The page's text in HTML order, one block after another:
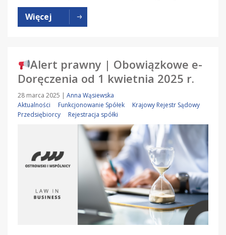
Więcej
Alert prawny | Obowiązkowe e-
Doręczenia od 1 kwietnia 2025 r.
28 marca 2025
Anna Wąsiewska
Aktualności
Funkcjonowanie Spółek
Krajowy Rejestr Sądowy
Przedsiębiorcy
Rejestracja spółki